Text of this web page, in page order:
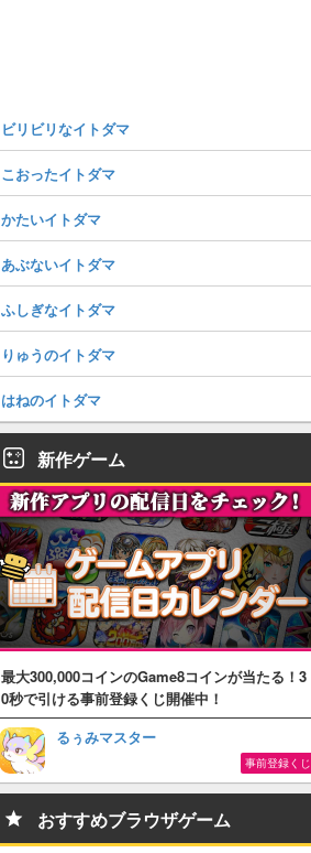
ビリビリなイトダマ
こおったイトダマ
かたいイトダマ
あぶないイトダマ
ふしぎなイトダマ
りゅうのイトダマ
はねのイトダマ
新作ゲーム
最大300,000コインのGame8コインが当たる！3
0秒で引ける事前登録くじ開催中！
るぅみマスター
事前登録くじ
おすすめブラウザゲーム